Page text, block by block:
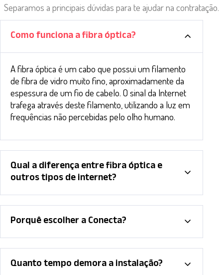
Separamos a principais dúvidas para te ajudar na contratação.
Como funciona a fibra óptica?
A fibra óptica é um cabo que possui um filamento
de fibra de vidro muito fino, aproximadamente da
espessura de um fio de cabelo. O sinal da Internet
trafega através deste filamento, utilizando a luz em
frequências não percebidas pelo olho humano.
Qual a diferença entre fibra óptica e
outros tipos de internet?
Porquê escolher a Conecta?
Quanto tempo demora a instalação?